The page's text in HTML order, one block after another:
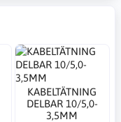
KABELTÄTNING
DELBAR 10/5,0-
3,5MM